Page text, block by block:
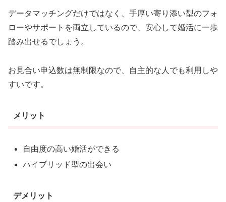
データマッチングだけではなく、手厚い寄り添い型のフォ
ローやサポートを両立しているので、安心して婚活に一歩
踏み出せるでしょう。
お見合い申込数は無制限なので、自主的な人でも利用しや
すいです。
メリット
自由度の高い婚活ができる
ハイブリッド型の出会い
デメリット